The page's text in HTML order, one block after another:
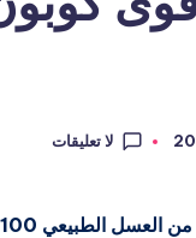
لا تعليقات